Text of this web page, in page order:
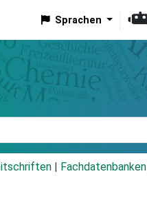
Sprachen
Fachdatenbanken